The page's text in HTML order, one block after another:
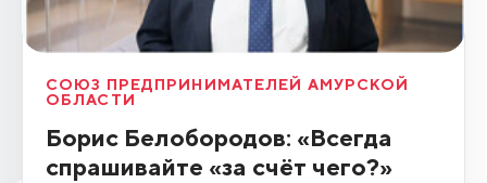
СОЮЗ ПРЕДПРИНИМАТЕЛЕЙ АМУРСКОЙ
ОБЛАСТИ
Борис Белобородов: «Всегда
спрашивайте «за счёт чего?»